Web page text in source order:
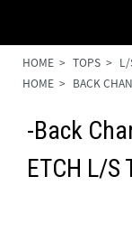
HOME > TOPS > L/
HOME > BACK
-Back
ETCH L/